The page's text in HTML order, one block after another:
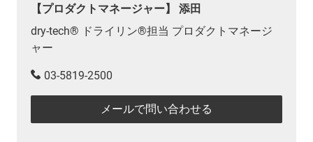
【プロダクトマネージャー】 添田
dry-tech® ドライリン®担当 プロダクトマネージ
ャー
03-5819-2500
メールで問い合わせる